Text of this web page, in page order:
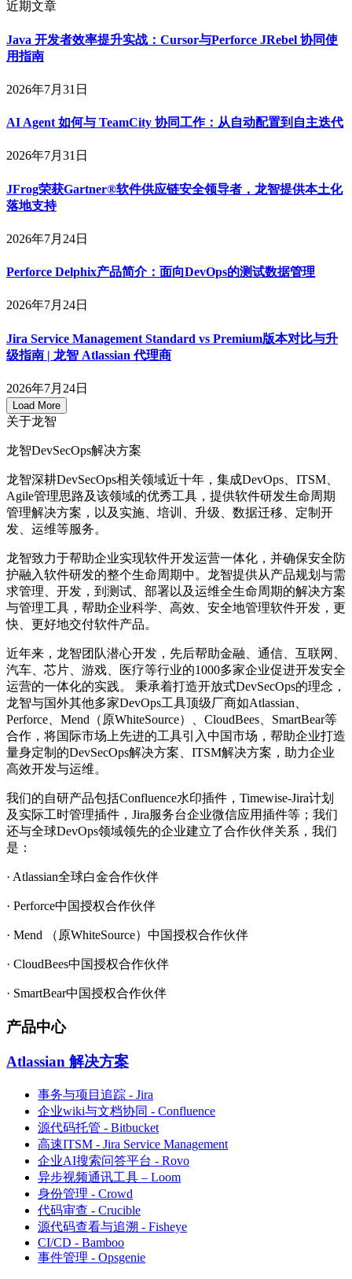
近期文章
Java 开发者效率提升实战：Cursor与Perforce JRebel 协同使
用指南
2026年7月31日
AI Agent 如何与 TeamCity 协同工作：从自动配置到自主迭代
2026年7月31日
JFrog荣获Gartner®软件供应链安全领导者，龙智提供本土化
落地支持
2026年7月24日
Perforce Delphix产品简介：面向DevOps的测试数据管理
2026年7月24日
Jira Service Management Standard vs Premium版本对比与升
级指南 | 龙智 Atlassian 代理商
2026年7月24日
Load More
关于龙智
龙智DevSecOps解决方案
龙智深耕DevSecOps相关领域近十年，集成DevOps、ITSM、
Agile管理思路及该领域的优秀工具，提供软件研发生命周期
管理解决方案，以及实施、培训、升级、数据迁移、定制开
发、运维等服务。
龙智致力于帮助企业实现软件开发运营一体化，并确保安全防
护融入软件研发的整个生命周期中。龙智提供从产品规划与需
求管理、开发，到测试、部署以及运维全生命周期的解决方案
与管理工具，帮助企业科学、高效、安全地管理软件开发，更
快、更好地交付软件产品。
近年来，龙智团队潜心开发，先后帮助金融、通信、互联网、
汽车、芯片、游戏、医疗等行业的1000多家企业促进开发安全
运营的一体化的实践。 秉承着打造开放式DevSecOps的理念，
龙智与国外其他多家DevOps工具顶级厂商如Atlassian、
Perforce、Mend（原WhiteSource）、CloudBees、SmartBear等
合作，将国际市场上先进的工具引入中国市场，帮助企业打造
量身定制的DevSecOps解决方案、ITSM解决方案，助力企业
高效开发与运维。
我们的自研产品包括Confluence水印插件，Timewise-Jira计划
及实际工时管理插件，Jira服务台企业微信应用插件等；我们
还与全球DevOps领域领先的企业建立了合作伙伴关系，我们
是：
· Atlassian全球白金合作伙伴
· Perforce中国授权合作伙伴
· Mend （原WhiteSource）中国授权合作伙伴
· CloudBees中国授权合作伙伴
· SmartBear中国授权合作伙伴
产品中心
Atlassian 解决方案
事务与项目追踪 - Jira
企业wiki与文档协同 - Confluence
源代码托管 - Bitbucket
高速ITSM - Jira Service Management
企业AI搜索问答平台 - Rovo
异步视频通讯工具 – Loom
身份管理 - Crowd
代码审查 - Crucible
源代码查看与追溯 - Fisheye
CI/CD - Bamboo
事件管理 - Opsgenie